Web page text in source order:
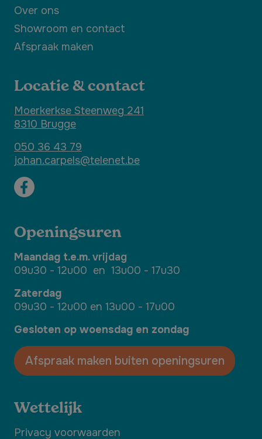
Over ons
Showroom en contact
Afspraak maken
Locatie & contact
Moerkerkse Steenweg 241
8310 Brugge
050 36 43 79
johan.carpels@telenet.be
Openingsuren
Maandag t.e.m.vrijdag
09u30 - 12u00 en 13u00 - 17u30
Zaterdag
09u30 - 12u00 en 13u00 - 17u00
Gesloten op woensdag en zondag
Afspraak maken buiten openingsuren
Wettelijk
Privacy voorwaarden